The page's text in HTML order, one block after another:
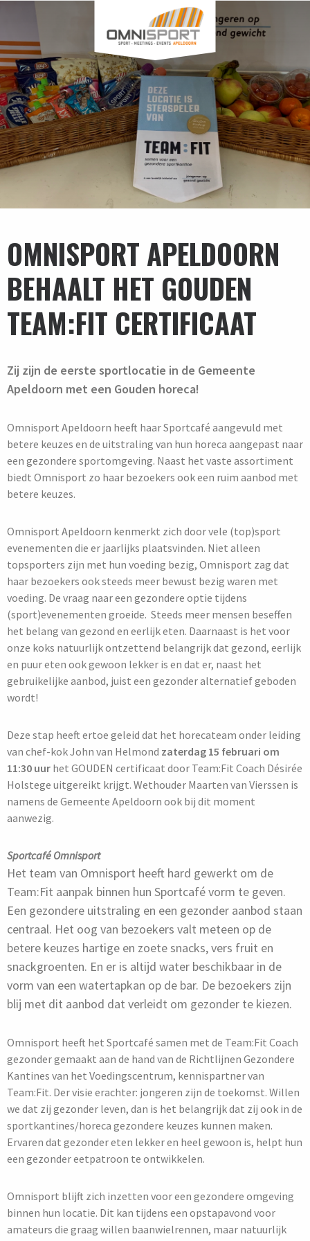
OMNISPORT APELDOORN
BEHAALT HET GOUDEN
TEAM:FIT CERTIFICAAT
Zij zijn de eerste sportlocatie in de Gemeente
Apeldoorn met een Gouden horeca!
Omnisport Apeldoorn heeft haar Sportcafé aangevuld met
betere keuzes en de uitstraling van hun horeca aangepast naar
een gezondere sportomgeving. Naast het vaste assortiment
biedt Omnisport zo haar bezoekers ook een ruim aanbod met
betere keuzes.
Omnisport Apeldoorn kenmerkt zich door vele (top)sport
evenementen die er jaarlijks plaatsvinden. Niet alleen
topsporters zijn met hun voeding bezig, Omnisport zag dat
haar bezoekers ook steeds meer bewust bezig waren met
voeding. De vraag naar een gezondere optie tijdens
(sport)evenementen groeide. Steeds meer mensen beseffen
het belang van gezond en eerlijk eten. Daarnaast is het voor
onze koks natuurlijk ontzettend belangrijk dat gezond, eerlijk
en puur eten ook gewoon lekker is en dat er, naast het
gebruikelijke aanbod, juist een gezonder alternatief geboden
wordt!
Deze stap heeft ertoe geleid dat het horecateam onder leiding
van chef-kok John van Helmond zaterdag 15 februari om
11:30 uur het GOUDEN certificaat door Team:Fit Coach Désirée
Holstege uitgereikt krijgt. Wethouder Maarten van Vierssen is
namens de Gemeente Apeldoorn ook bij dit moment
aanwezig.
Sportcafé Omnisport
Het team van Omnisport heeft hard gewerkt om de
Team:Fit aanpak binnen hun Sportcafé vorm te geven.
Een gezondere uitstraling en een gezonder aanbod staan
centraal. Het oog van bezoekers valt meteen op de
betere keuzes hartige en zoete snacks, vers fruit en
snackgroenten. En er is altijd water beschikbaar in de
vorm van een watertapkan op de bar. De bezoekers zijn
blij met dit aanbod dat verleidt om gezonder te kiezen.
Omnisport heeft het Sportcafé samen met de Team:Fit Coach
gezonder gemaakt aan de hand van de Richtlijnen Gezondere
Kantines van het Voedingscentrum, kennispartner van
Team:Fit. Der visie erachter: jongeren zijn de toekomst. Willen
we dat zij gezonder leven, dan is het belangrijk dat zij ook in de
sportkantines/horeca gezondere keuzes kunnen maken.
Ervaren dat gezonder eten lekker en heel gewoon is, helpt hun
een gezonder eetpatroon te ontwikkelen.
Omnisport blijft zich inzetten voor een gezondere omgeving
binnen hun locatie. Dit kan tijdens een opstapavond voor
amateurs die graag willen baanwielrennen, maar natuurlijk